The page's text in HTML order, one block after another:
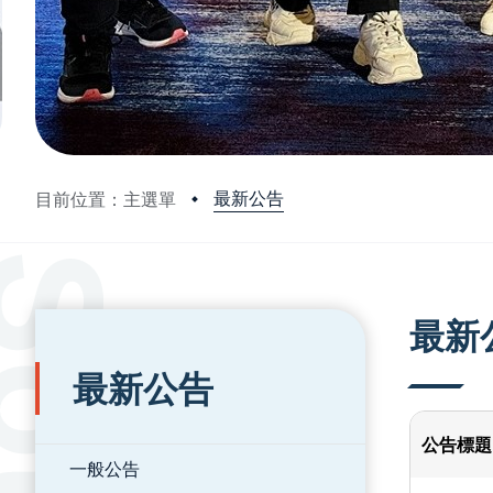
目前位置：主選單 最新公告
:::
最新公告
一般公告
最新
公告標題